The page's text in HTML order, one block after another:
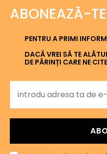
ABONEAZĂ-
PENTRU A PRIMI
DACĂ VREI SĂ TE
DE PĂRINȚI CARE NE